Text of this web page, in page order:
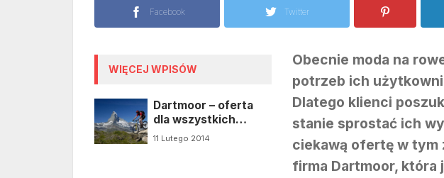
Facebook Twitter
WIĘCEJ WPISÓW
Dartmoor – oferta
dla wszystkich
rowerzystów
11 Lutego 2014
Obecnie moda na
potrzeb ich
Dlatego klienci
stanie sprostać ich
ciekawą ofertę w tym
firma Dartmoor, która